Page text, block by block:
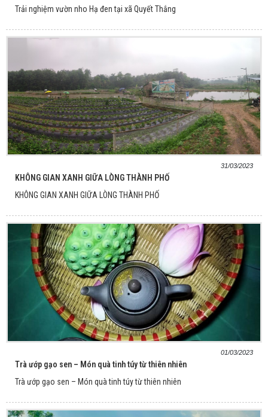
Trải nghiệm vườn nho Hạ đen tại xã Quyết Thắng
31/03/2023
KHÔNG GIAN XANH GIỮA LÒNG THÀNH PHỐ
KHÔNG GIAN XANH GIỮA LÒNG THÀNH PHỐ
01/03/2023
Trà ướp gạo sen – Món quà tinh túy từ thiên nhiên
Trà ướp gạo sen – Món quà tinh túy từ thiên nhiên